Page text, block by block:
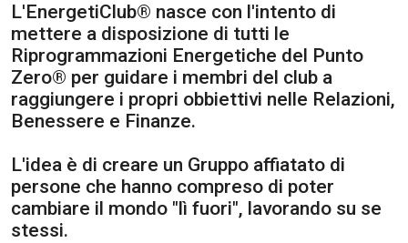
L'EnergetiClub® nasce con l'intento di
mettere a disposizione di tutti le
Riprogrammazioni Energetiche del Punto
Zero® per guidare i membri del club a
raggiungere i propri obbiettivi nelle Relazioni,
Benessere e Finanze.
L'idea è di creare un Gruppo affiatato di
persone che hanno compreso di poter
cambiare il mondo "lì fuori", lavorando su se
stessi.